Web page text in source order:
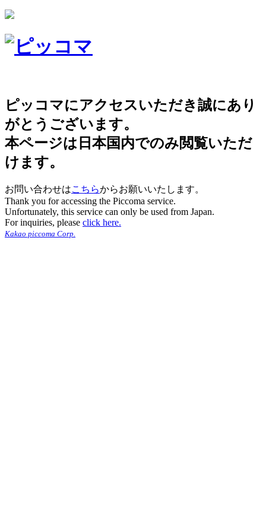
ピッコマにアクセスいただき誠にあり
がとうございます。
本ページは日本国内でのみ閲覧いただ
けます。
お問い合わせはこちらからお願いいたします。
Thank you for accessing the Piccoma service.
Unfortunately, this service can only be used from Japan.
For inquiries, please click here.
Kakao piccoma Corp.